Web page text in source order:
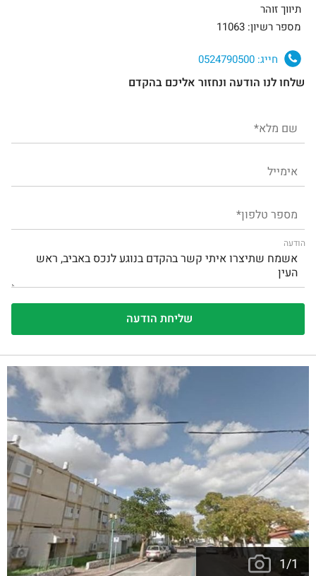
תיווך זוהר
מספר רשיון: 11063
חייג:
שלחו לנו הודעה ונחזור אליכם בהקדם
הודעה
1/1